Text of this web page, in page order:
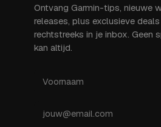
Ontvang Garmin-tips, nieuwe
releases, plus exclusieve
rechtstreeks in je inbox. Geen
kan altijd.